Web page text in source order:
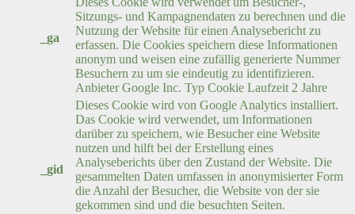
_ga
Sitzungs- und Kampagnendaten zu berechnen und die
Nutzung der Website für einen Analysebericht zu
erfassen. Die Cookies speichern diese Informationen
anonym und weisen eine zufällig generierte Nummer
Besuchern zu um sie eindeutig zu identifizieren.
Anbieter Google Inc. Typ Cookie Laufzeit 2 Jahre
_gid
Dieses Cookie wird von Google Analytics installiert.
Das Cookie wird verwendet, um Informationen
darüber zu speichern, wie Besucher eine Website
nutzen und hilft bei der Erstellung eines
Analyseberichts über den Zustand der Website. Die
gesammelten Daten umfassen in anonymisierter Form
die Anzahl der Besucher, die Website von der sie
gekommen sind und die besuchten Seiten.